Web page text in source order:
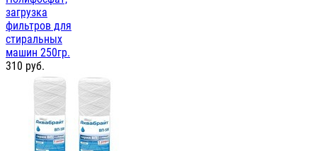
загрузка
фильтров для
стиральных
машин 250гр.
310 руб.